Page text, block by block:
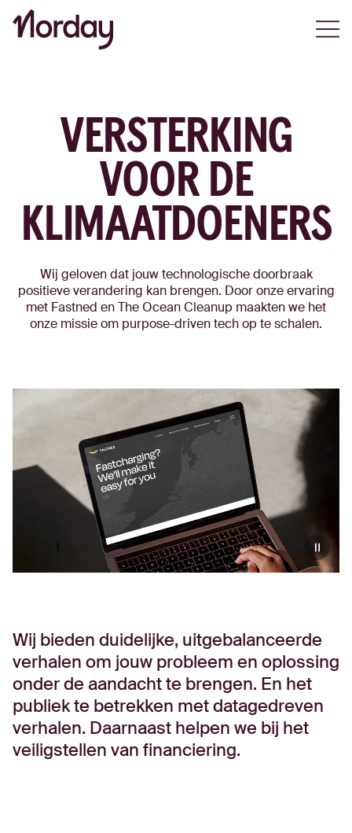
VERSTERKING
VOOR DE
KLIMAATDOENERS
Wij geloven dat jouw technologische doorbraak
positieve verandering kan brengen. Door onze ervaring
met Fastned en The Ocean Cleanup maakten we het
onze missie om purpose-driven tech op te schalen.
Wij bieden duidelijke, uitgebalanceerde
verhalen om jouw probleem en oplossing
onder de aandacht te brengen. En het
publiek te betrekken met datagedreven
verhalen. Daarnaast helpen we bij het
veiligstellen van financiering.